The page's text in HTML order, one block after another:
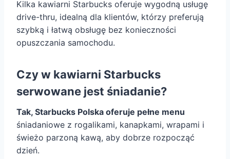
Kilka kawiarni Starbucks oferuje wygodną usługę
drive-thru, idealną dla klientów, którzy preferują
szybką i łatwą obsługę bez konieczności
opuszczania samochodu.
Czy w kawiarni Starbucks
serwowane jest śniadanie?
Tak, Starbucks Polska oferuje pełne menu
śniadaniowe z rogalikami, kanapkami, wrapami i
świeżo parzoną kawą, aby dobrze rozpocząć
dzień.